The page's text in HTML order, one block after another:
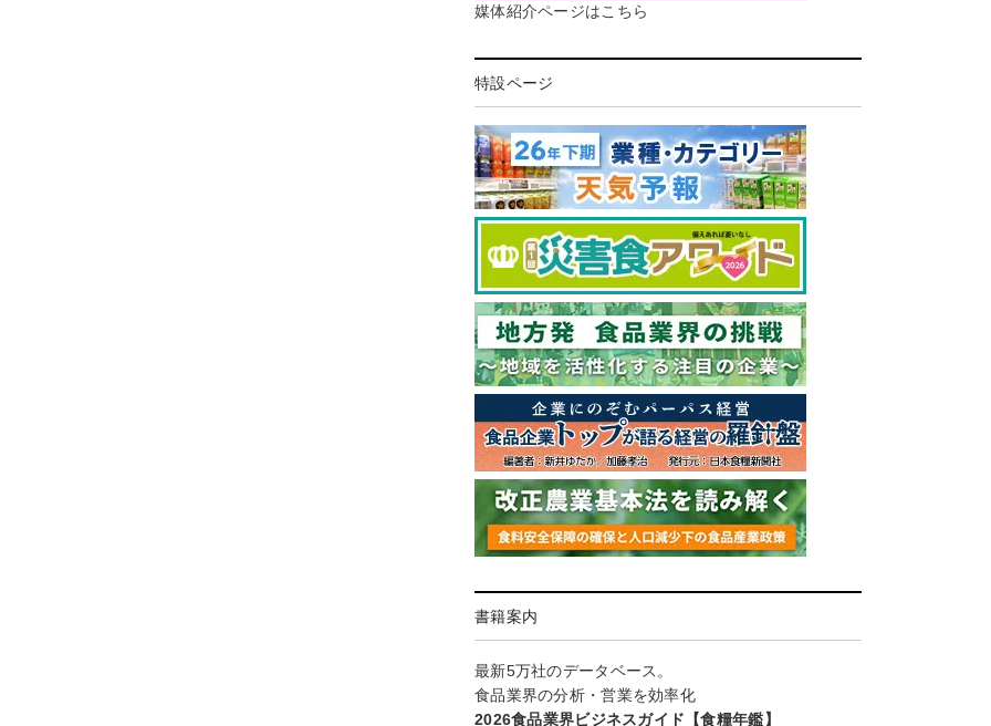
媒体紹介ページはこちら
特設ページ
書籍案内
最新5万社のデータベース。
食品業界の分析・営業を効率化
2026食品業界ビジネスガイド【食糧年鑑】